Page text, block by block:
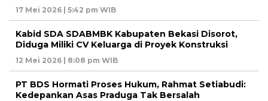
17 Mei 2026 | 5:42 pm WIB
Kabid SDA SDABMBK Kabupaten Bekasi Disorot,
Diduga Miliki CV Keluarga di Proyek Konstruksi
12 Mei 2026 | 8:08 pm WIB
PT BDS Hormati Proses Hukum, Rahmat Setiabudi:
Kedepankan Asas Praduga Tak Bersalah